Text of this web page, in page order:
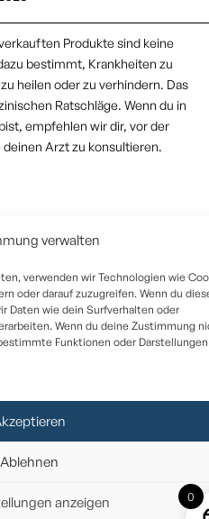
verwalten
verwenden wir Technologien wie
oder darauf zuzugreifen. Wenn du
Daten wie dein Surfverhalten oder
Wenn du deine Zustimmung
Funktionen oder Darstellungen
Ablehnen
anzeigen
Produkte sind keine
bestimmt, Krankheiten zu
heilen oder zu verhindern. Das
Ratschläge. Wenn du in
empfehlen wir dir, vor der
Arzt zu konsultieren.
0